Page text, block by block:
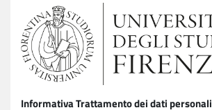
Informativa Trattamento dei dati personali